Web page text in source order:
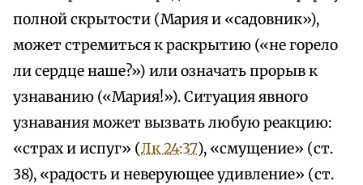
полной скрытости (Мария и «садовник»),
может стремиться к раскрытию («не горело
ли сердце наше?») или означать прорыв к
узнаванию («Мария!»). Ситуация явного
узнавания может вызвать любую реакцию:
«страх и испуг» (Лк 24:37), «смущение» (ст.
38), «радость и неверующее удивление» (ст.